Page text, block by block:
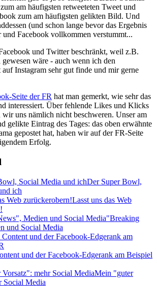
am häufigsten retweeteten Tweet und
zum am häufigsten gelikten Bild. Und
(und schon lange bevor das Ergebnis
und Facebook vollkommen verstummt...
und Twitter beschränkt, weil z.B.
wäre - auch wenn ich den
Instagram sehr gut finde und mir gerne
Seite der FR hat man gemerkt, wie sehr das
interessiert. Über fehlende Likes und Klicks
uns nämlich nicht beschweren. Unser am
gelikte Eintrag des Tages: das oben erwähnte
gepostet hat, haben wir auf der FR-Seite
Erfolg.
Der Super Bowl,
ich
Lasst uns das Web
"Breaking
und Social Media
und der Facebook-Edgerank am Beispiel
Mein "guter
Social Media